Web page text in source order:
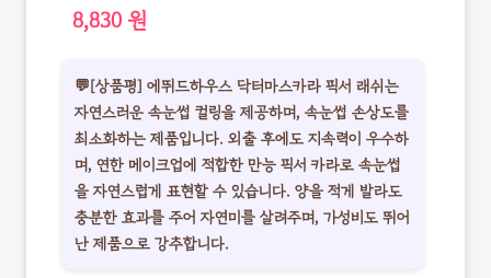
8,830 원
💬[상품평] 에뛰드하우스 닥터마스카라 픽서 래쉬는
자연스러운 속눈썹 컬링을 제공하며, 속눈썹 손상도를
최소화하는 제품입니다. 외출 후에도 지속력이 우수하
며, 연한 메이크업에 적합한 만능 픽서 카라로 속눈썹
을 자연스럽게 표현할 수 있습니다. 양을 적게 발라도
충분한 효과를 주어 자연미를 살려주며, 가성비도 뛰어
난 제품으로 강추합니다.